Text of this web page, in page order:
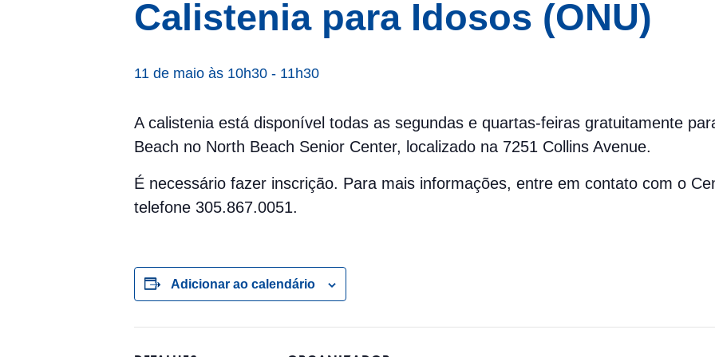
Calistenia para Idosos (ONU)
11 de maio às 10h30 - 11h30
A calistenia está disponível todas as segundas e quartas-feiras gratuitamente
Beach no North Beach Senior Center, localizado na 7251 Collins Avenue.
É necessário fazer inscrição. Para mais informações, entre em contato com o
telefone 305.867.0051.
Adicionar ao calendário